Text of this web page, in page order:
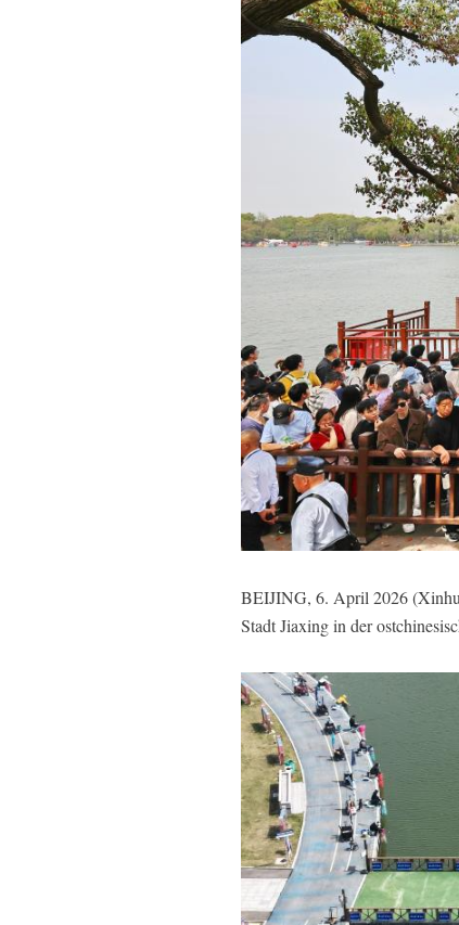
BEIJING, 6. April 2026
Stadt Jiaxing in der